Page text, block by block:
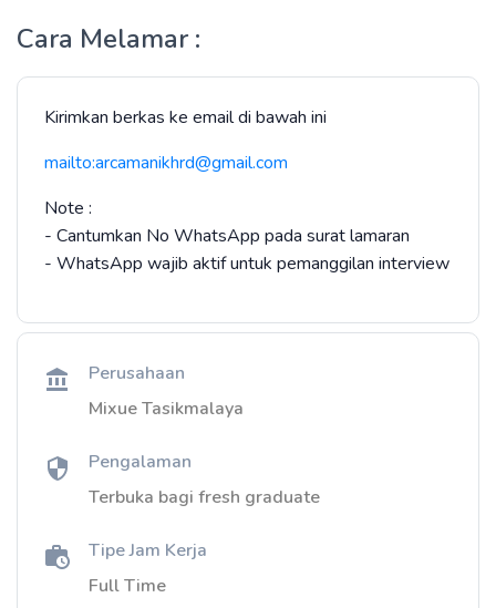
Cara Melamar :
Kirimkan berkas ke email di bawah ini
mailto:arcamanikhrd@gmail.com
Note :
- Cantumkan No WhatsApp pada surat lamaran
- WhatsApp wajib aktif untuk pemanggilan interview
Perusahaan
Mixue Tasikmalaya
Pengalaman
Terbuka bagi fresh graduate
Tipe Jam Kerja
Full Time